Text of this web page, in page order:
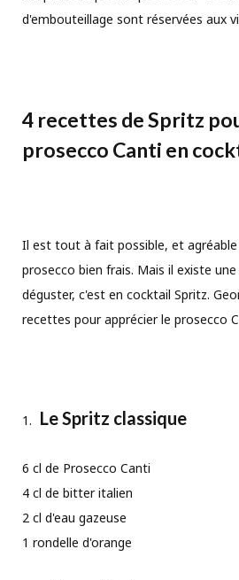
d'embouteillage sont réservées aux
4 recettes de Spritz
prosecco Canti en
Il est tout à fait possible, et
prosecco bien frais. Mais il existe
déguster, c'est en cocktail Spritz.
recettes pour apprécier le prosecco
Le Spritz classique
6 cl de Prosecco Canti
4 cl de bitter italien
2 cl d'eau gazeuse
1 rondelle d'orange